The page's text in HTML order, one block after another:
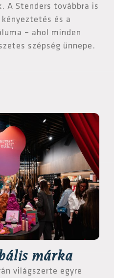
A Stenders továbbra is
és a
– ahol minden
szépség ünnepe.
márka
világszerte egyre